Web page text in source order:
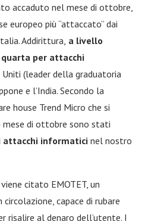
accaduto nel mese di ottobre,
europeo più “attaccato” dai
Addirittura, a livello
per attacchi
Uniti (leader della graduatoria
e l’India. Secondo la
house Trend Micro che si
mese di ottobre sono stati
attacchi informatici nel nostro
citato EMOTET, un
circolazione, capace di rubare
risalire al denaro dell’utente. I